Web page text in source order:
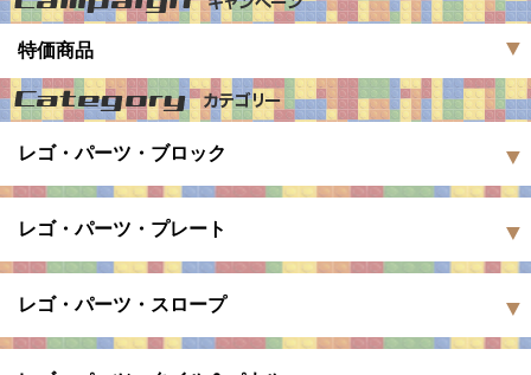
特価商品
レゴ・パーツ・ブロック
レゴ・パーツ・プレート
レゴ・パーツ・スロープ